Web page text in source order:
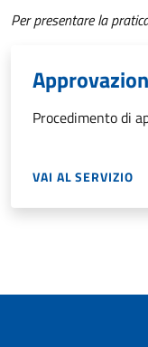
Per presentare la
Procedimento di
VAI AL SERVIZIO